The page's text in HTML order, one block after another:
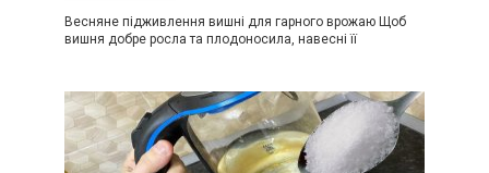
Весняне підживлення вишні для гарного врожаю Щоб
вишня добре росла та плодоносила, навесні її